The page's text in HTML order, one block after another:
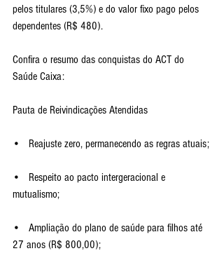
pelos titulares (3,5%) e do valor fixo pago pelos
dependentes (R$ 480).
Confira o resumo das conquistas do ACT do
Saúde Caixa:
Pauta de Reivindicações Atendidas
•   Reajuste zero, permanecendo as regras atuais;
•   Respeito ao pacto intergeracional e
mutualismo;
•   Ampliação do plano de saúde para filhos até
27 anos (R$ 800,00);